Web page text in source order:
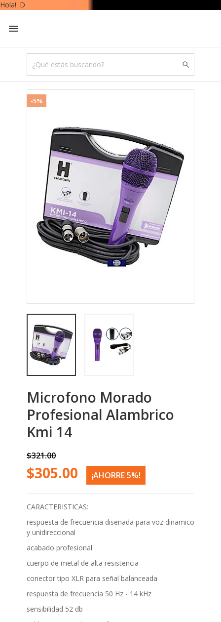

-5%
Microfono Morado
Profesional Alambrico
Kmi 14
$305.00 ¡AHORRE 5%!
CARACTERISTICAS:
respuesta de frecuencia diseñada para voz dinamico
y unidireccional
acabado profesional
cuerpo de metal de alta resistencia
conector tipo XLR para señal balanceada
respuesta de frecuencia 50 Hz - 14 kHz
sensibilidad 52 db
cableXLR a XLR de microfono 5 metros